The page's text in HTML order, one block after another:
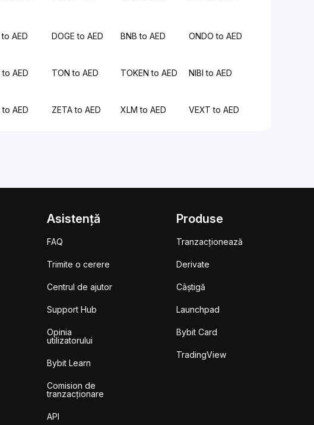
AED DOGE to AED BNB to AED ONDO to AED
to AED TON to AED TOKEN to AED NIBI to AED
to AED ZETA to AED XLM to AED VEXT to AED
Asistență
FAQ
Trimite o cerere
Centrul de ajutor
Support Hub
Opinia
utilizatorului
Bybit Learn
Comision de
tranzacționare
API
Produse
Tranzacționează
Derivate
Câștigă
Launchpad
Bybit Card
TradingView